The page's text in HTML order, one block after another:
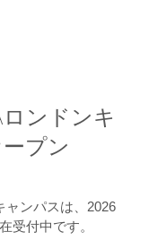
ンドンキ
プン
ャンパスは、2026
受付中です。